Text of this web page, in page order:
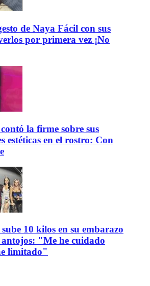
de Naya Fácil con sus
por primera vez ¡No
la firme sobre sus
estéticas en el rostro: Con
10 kilos en su embarazo
"Me he cuidado
limitado"